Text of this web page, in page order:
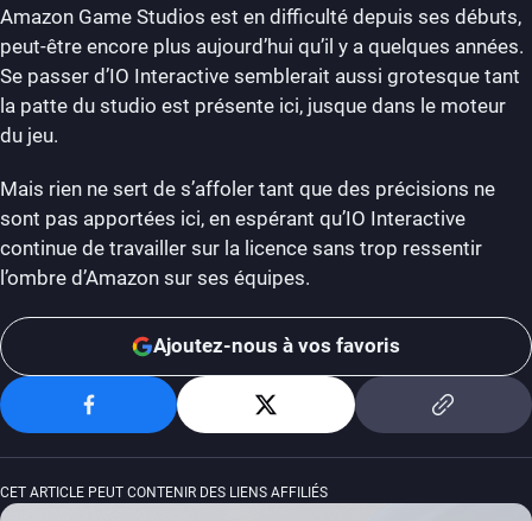
Amazon Game Studios est en difficulté depuis ses débuts,
peut-être encore plus aujourd’hui qu’il y a quelques années.
Se passer d’IO Interactive semblerait aussi grotesque tant
la patte du studio est présente ici, jusque dans le moteur
du jeu.
Mais rien ne sert de s’affoler tant que des précisions ne
sont pas apportées ici, en espérant qu’IO Interactive
continue de travailler sur la licence sans trop ressentir
l’ombre d’Amazon sur ses équipes.
Ajoutez-nous à vos favoris
CET ARTICLE PEUT CONTENIR DES LIENS AFFILIÉS